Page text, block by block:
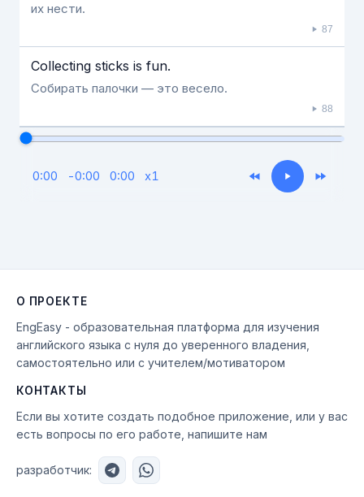
их нести.
87
Collecting sticks is fun.
Собирать палочки — это весело.
88
0:00 -0:00 0:00 x1
О ПРОЕКТЕ
EngEasy - образовательная платформа для изучения
английского языка с нуля до уверенного владения,
самостоятельно или с учителем/мотиватором
КОНТАКТЫ
Если вы хотите создать подобное приложение, или у вас
есть вопросы по его работе, напишите нам
разработчик: